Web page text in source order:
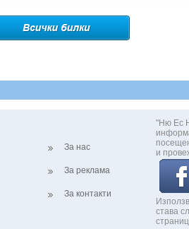
"Ню Ес
и
става
За нас
За реклама
За контакти